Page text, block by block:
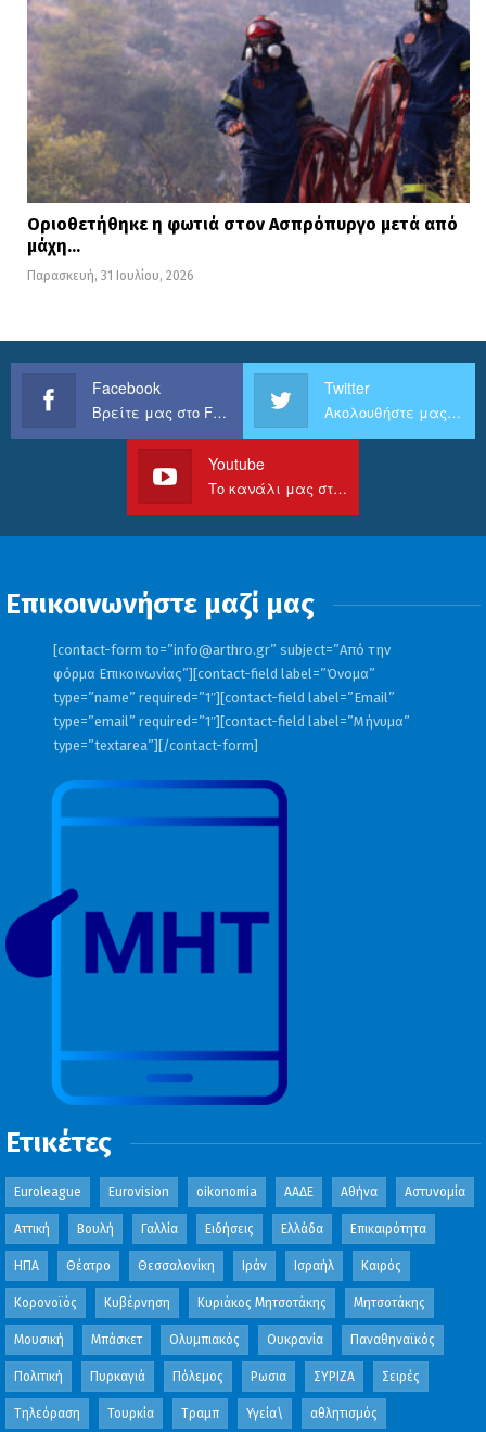
Οριοθετήθηκε η φωτιά στον Ασπρόπυργο μετά από
μάχη…
Παρασκευή, 31 Ιουλίου, 2026
Facebook
Βρείτε μας στο Facebook
Twitter
Ακολουθήστε μας στο Twitter
Youtube
Το κανάλι μας στο Youtube
Επικοινωνήστε μαζί μας
[contact-form to=”info@arthro.gr” subject=”Από την
φόρμα Επικοινωνίας”][contact-field label=”Όνομα”
type=”name” required=”1″][contact-field label=”Email”
type=”email” required=”1″][contact-field label=”Μήνυμα”
type=”textarea”][/contact-form]
Ετικέτες
Euroleague Eurovision oikonomia ΑΑΔΕ Αθήνα Αστυνομία
Αττική Βουλή Γαλλία Ειδήσεις Ελλάδα Επικαιρότητα
ΗΠΑ Θέατρο Θεσσαλονίκη Ιράν Ισραήλ Καιρός
Κορονοϊός Κυβέρνηση Κυριάκος Μητσοτάκης Μητσοτάκης
Μουσική Μπάσκετ Ολυμπιακός Ουκρανία Παναθηναϊκός
Πολιτική Πυρκαγιά Πόλεμος Ρωσια ΣΥΡΙΖΑ Σειρές
Τηλεόραση Τουρκία Τραμπ Υγεία\ αθλητισμός